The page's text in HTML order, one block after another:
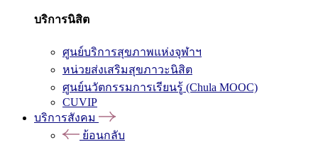
บริการนิสิต
ศูนย์บริการสุขภาพแห่งจุฬาฯ
หน่วยส่งเสริมสุขภาวะนิสิต
ศูนย์นวัตกรรมการเรียนรู้ (Chula MOOC)
CUVIP
บริการสังคม
ย้อนกลับ